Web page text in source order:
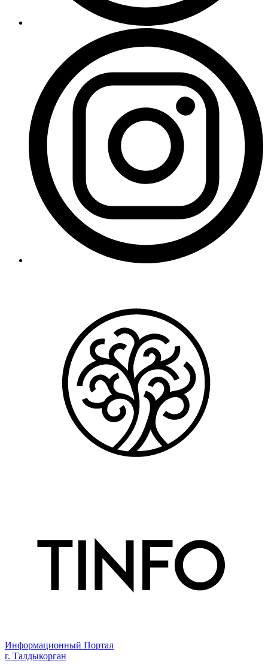
Информационный Портал
г. Талдыкорган